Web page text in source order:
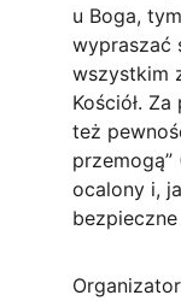
u Boga,
wypraszać
wszystkim
Kościół.
też
przemogą”
ocalony i,